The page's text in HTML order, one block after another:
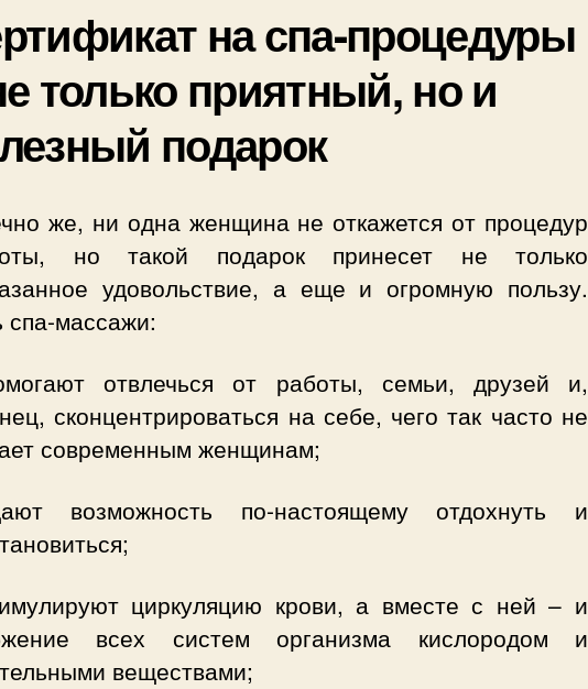
на спа-процедуры
только приятный, но и
подарок
же, ни одна женщина не откажется от процедур
но такой подарок принесет не только
удовольствие, а еще и огромную пользу.
спа-массажи:
отвлечься от работы, семьи, друзей и,
сконцентрироваться на себе, чего так часто не
современным женщинам;
возможность по-настоящему отдохнуть и
циркуляцию крови, а вместе с ней – и
всех систем организма кислородом и
веществами;